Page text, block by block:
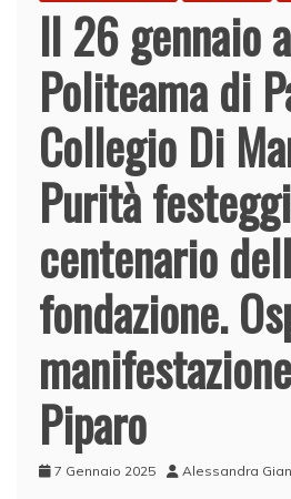
Il 26 gennaio
Politeama di
Collegio Di
Purità
centenario
fondazione.
Piparo
7 Gennaio 2025 Alessandra